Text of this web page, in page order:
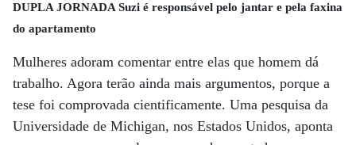
DUPLA JORNADA Suzi é responsável pelo jantar e pela faxina
do apartamento
Mulheres adoram comentar entre elas que homem dá
trabalho. Agora terão ainda mais argumentos, porque a
tese foi comprovada cientificamente. Uma pesquisa da
Universidade de Michigan, nos Estados Unidos, aponta